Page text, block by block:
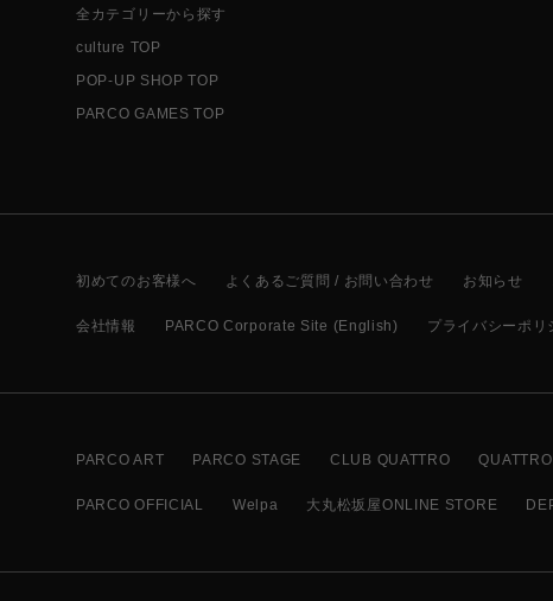
全カテゴリーから探す
culture TOP
POP-UP SHOP TOP
PARCO GAMES TOP
初めてのお客様へ よくあるご質問 / お問い合わせ お知らせ
会社情報 PARCO Corporate Site (English) プライバシーポリ
PARCO ART PARCO STAGE CLUB QUATTRO
PARCO OFFICIAL Welpa 大丸松坂屋ONLINE STORE